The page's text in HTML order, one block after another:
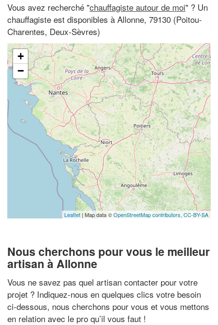
Vous avez recherché "chauffagiste autour de moi" ? Un
chauffagiste est disponibles à Allonne, 79130 (Poitou-
Charentes, Deux-Sèvres)
+
−
Leaflet | Map data ©OpenStreetMap contributors, CC-BY-SA
Nous cherchons pour vous le meilleur
artisan à Allonne
Vous ne savez pas quel artisan contacter pour votre
projet ? Indiquez-nous en quelques clics votre besoin
ci-dessous, nous cherchons pour vous et vous mettons
en relation avec le pro qu’il vous faut !